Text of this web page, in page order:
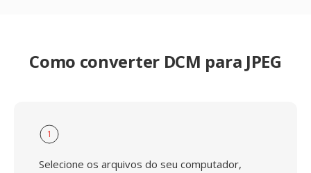
Como converter DCM para JPEG
1
Selecione os arquivos do seu computador,